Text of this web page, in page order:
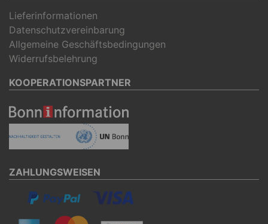
Lieferinformationen
Datenschutzvereinbarung
Allgemeine Geschäftsbedingungen
Widerrufsbelehrung
KOOPERATIONSPARTNER
ZAHLUNGSWEISEN